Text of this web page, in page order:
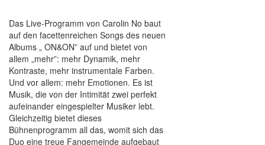
Das Live-Programm von Carolin No baut
auf den facettenreichen Songs des neuen
Albums „ ON&ON” auf und bietet von
allem „mehr”: mehr Dynamik, mehr
Kontraste, mehr instrumentale Farben.
Und vor allem: mehr Emotionen. Es ist
Musik, die von der Intimität zwei perfekt
aufeinander eingespielter Musiker lebt.
Gleichzeitig bietet dieses
Bühnenprogramm all das, womit sich das
Duo eine treue Fangemeinde aufgebaut